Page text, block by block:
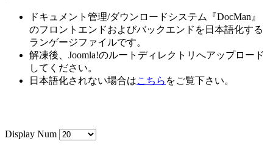
ドキュメント管理/ダウンロードシステム『DocMan』
のフロントエンドおよびバックエンドを日本語化する
ランゲージファイルです。
解凍後、Joomla!のルートディレクトリへアップロード
してください。
日本語化されない場合はこちら をご覧下さい。
Display Num